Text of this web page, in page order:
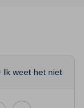
Ik weet het niet